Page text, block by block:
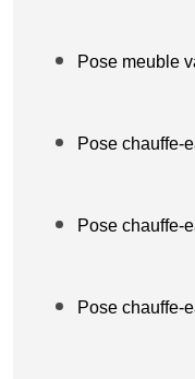
Pose meuble
Pose chauffe-
Pose chauffe-
Pose chauffe-